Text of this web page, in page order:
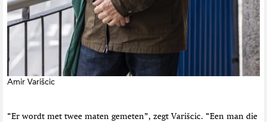
Amir Varišcic
“Er wordt met twee maten gemeten”, zegt Varišcic. “Een man die